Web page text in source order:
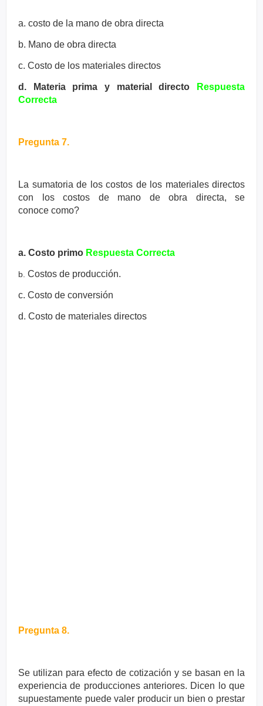
a. costo de la mano de obra directa
b. Mano de obra directa
c. Costo de los materiales directos
d. Materia prima y material directo
Respuesta
Correcta
Pregunta 7.
La sumatoria de los costos de los materiales directos
con los costos de mano de obra directa, se
conoce como?
a. Costo primo Respuesta Correcta
b. Costos de producción.
c. Costo de conversión
d. Costo de materiales directos
Pregunta 8.
Se utilizan para efecto de cotización y se basan en la
experiencia de producciones anteriores. Dicen lo que
supuestamente puede valer producir un bien o prestar